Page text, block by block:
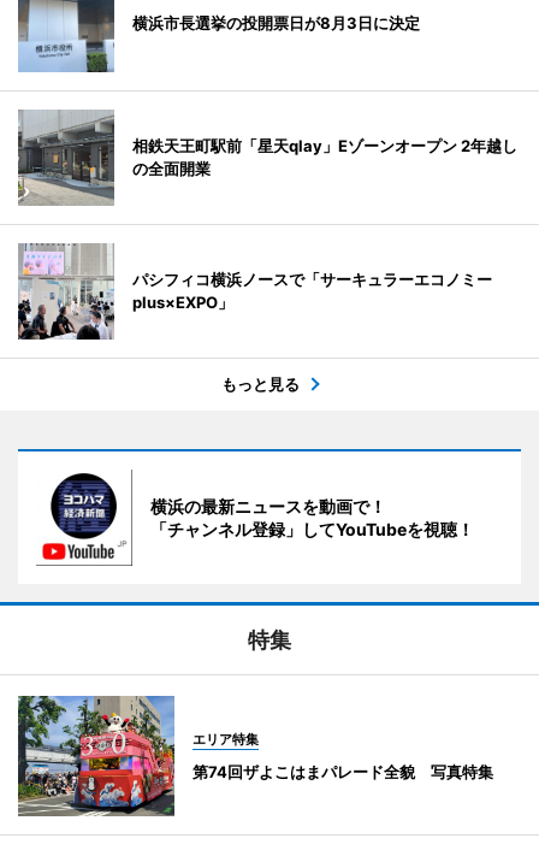
横浜市長選挙の投開票日が8月3日に決定
相鉄天王町駅前「星天qlay」Eゾーンオープン 2年越し
の全面開業
パシフィコ横浜ノースで「サーキュラーエコノミー
plus×EXPO」
もっと見る
横浜の最新ニュースを動画で！
「チャンネル登録」してYouTubeを視聴！
特集
エリア特集
第74回ザよこはまパレード全貌 写真特集